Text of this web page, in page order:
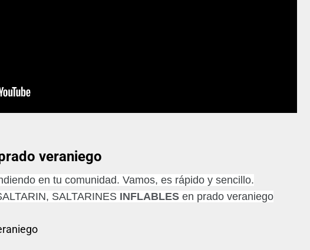
veraniego
en tu comunidad. Vamos, es rápido y sencillo.
SALTARINES INFLABLES en prado veraniego